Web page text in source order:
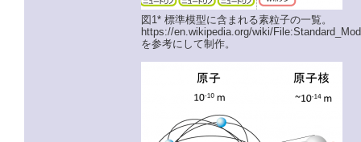
図1* 標準模型に含まれる素粒子の一覧。
https://en.wikipedia.org/wiki/
を参考にして制作。